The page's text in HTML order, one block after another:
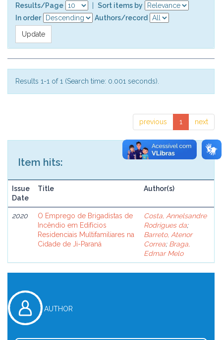
Results/Page
Sort items by
In order
Authors/record
Results 1-1 of 1 (Search time: 0.001 seconds).
previous 1 next
Item hits:
Issue
Date
Title Author(s)
2020
O Emprego de Brigadistas de
Incêndio em Edifícios
Residenciais Multifamiliares na
Cidade de Ji-Paraná
Costa, Annelsandre
Rodrigues da;
Barreto, Atenor
Correa; Braga,
Edmar Melo
AUTHOR